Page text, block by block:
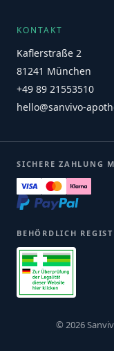
KONTAKT
Kaflerstraße 2
81241 München
+49 89 21553510
hello@sanvivo-
SICHERE ZAHLUNG
BEHÖRDLICH
© 2026